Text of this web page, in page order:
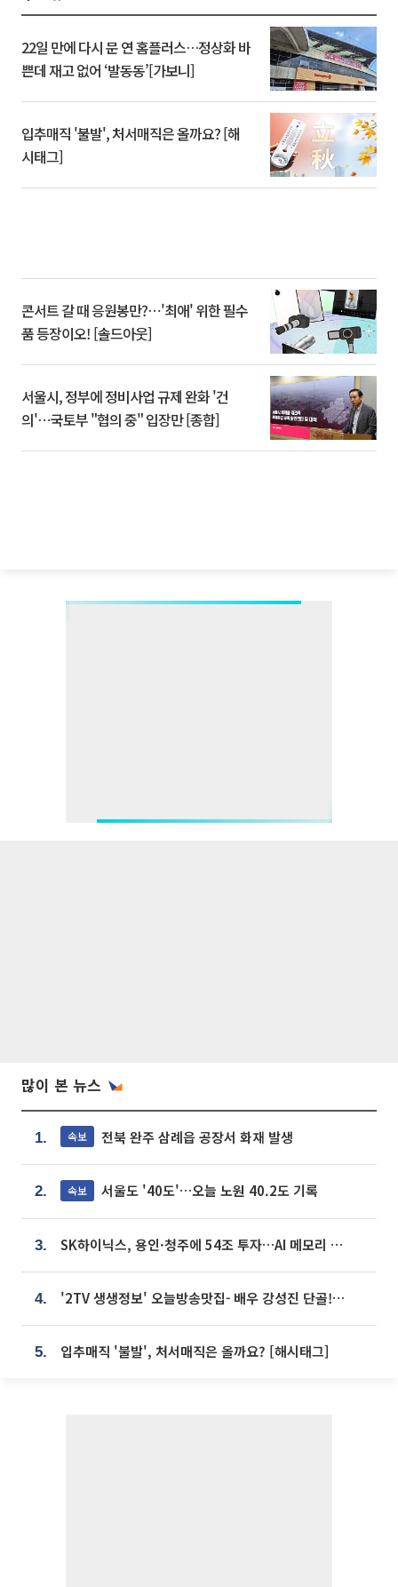
22일 만에 다시 문 연 홈플러스…정상화 바
쁜데 재고 없어 ‘발동동’[가보니]
입추매직 '불발', 처서매직은 올까요? [해
시태그]
콘서트 갈 때 응원봉만?⋯'최애' 위한 필수
품 등장이오! [솔드아웃]
서울시, 정부에 정비사업 규제 완화 '건
의'⋯국토부 "협의 중" 입장만 [종합]
많이 본 뉴스
1. 속보 전북 완주 삼례읍 공장서 화재 발생
2. 속보 서울도 '40도'…오늘 노원 40.2도 기록
3. SK하이닉스, 용인·청주에 54조 투자…AI 메모리 생산기지 키운다
4. '2TV 생생정보' 오늘방송맛집- 배우 강성진 단골! 쌀국수ㆍ푸팟퐁 커리 맛집 '블○○○'
5. 입추매직 '불발', 처서매직은 올까요? [해시태그]